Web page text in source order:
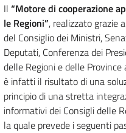
Il “Motore di cooperazione
le Regioni”, realizzato grazie
del Consiglio dei Ministri,
Deputati, Conferenza dei
delle Regioni e delle
è infatti il risultato di una
principio di una stretta
informativi dei Consigli delle
la quale prevede i seguenti